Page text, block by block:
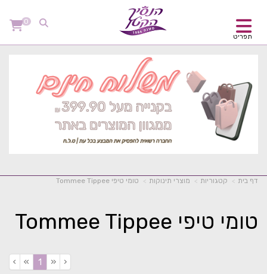
תפריט
0
דף בית קטגוריות מוצרי תינוקות טומי טיפי Tommee Tippee
טומי טיפי Tommee Tippee
‹
«
1
»
›